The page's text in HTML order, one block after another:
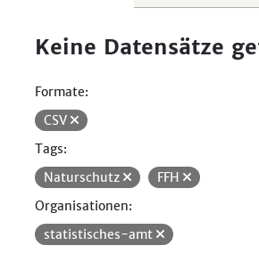
Keine Datensätze
Formate:
CSV
Tags:
Naturschutz
FFH
Organisationen:
statistisches-amt